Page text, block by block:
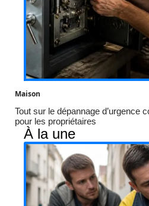
Maison
Tout sur le dépannage d’urgence
pour les propriétaires
À la une